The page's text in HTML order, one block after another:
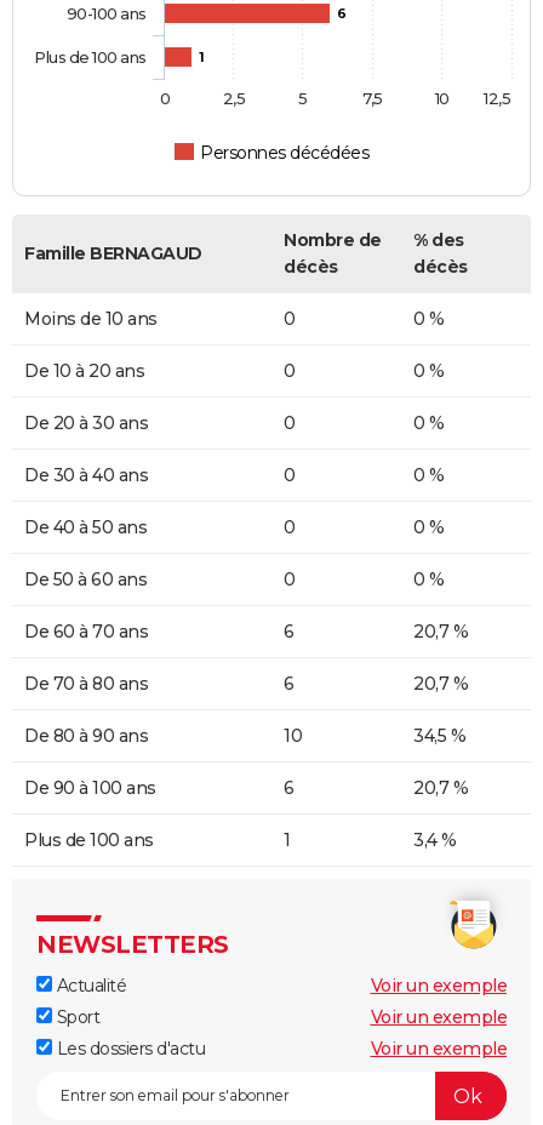
6
1
Personnes décédées
90-100 ans
Plus de 100 ans
0 10
2,5 5 7,5 12,5
Famille BERNAGAUD
Nombre de
décès
% des
décès
Moins de 10 ans 0 0 %
De 10 à 20 ans 0 0 %
De 20 à 30 ans 0 0 %
De 30 à 40 ans 0 0 %
De 40 à 50 ans 0 0 %
De 50 à 60 ans 0 0 %
De 60 à 70 ans 6 20,7 %
De 70 à 80 ans 6 20,7 %
De 80 à 90 ans 10 34,5 %
De 90 à 100 ans 6 20,7 %
Plus de 100 ans 1 3,4 %
NEWSLETTERS
Actualité
Voir un exemple
Sport
Voir un exemple
Les dossiers d'actu
Voir un exemple